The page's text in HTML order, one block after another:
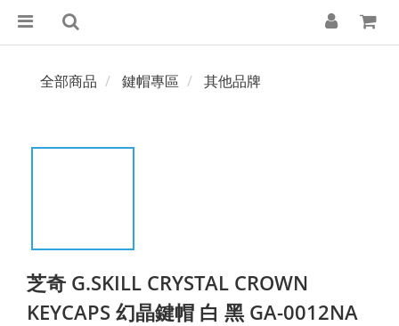
全部商品 鍵帽專區 其他品牌
芝奇 G.SKILL CRYSTAL CROWN
KEYCAPS 幻晶鍵帽 白 黑 GA-0012NA